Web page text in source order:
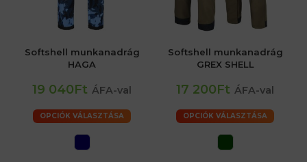
Softshell munkanadrág
HAGA
19 040Ft ÁFA-val
OPCIÓK VÁLASZTÁSA
Softshell munkanadrág
GREX SHELL
17 200Ft ÁFA-val
OPCIÓK VÁLASZTÁSA